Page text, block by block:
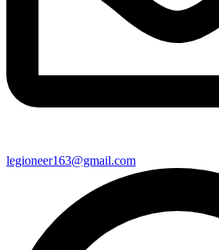
legioneer163@gmail.com